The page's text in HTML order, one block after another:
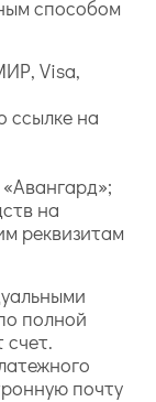
способом
Visa,
ссылке на
на
реквизитам
полной
почту